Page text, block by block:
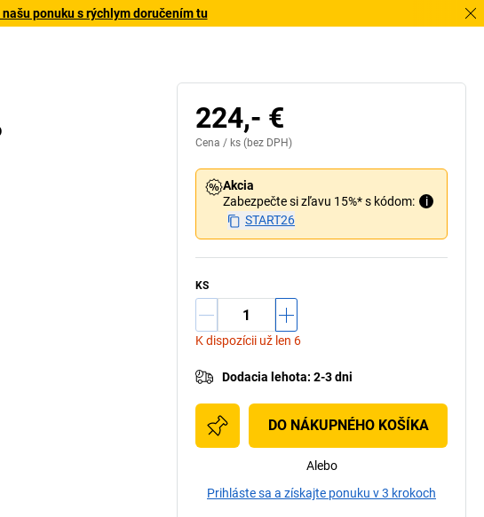
ponuku s rýchlym doručením tu
224,- €
Cena / ks (bez DPH)
Akcia
Zabezpečte si zľavu 15%* s kódom:
i
START26
KS
K dispozícii už len 6
Dodacia lehota: 2-3 dni
DO NÁKUPNÉHO KOŠÍKA
Alebo
Prihláste sa a získajte ponuku v 3 krokoch